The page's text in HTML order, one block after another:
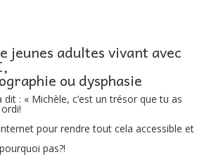
jeunes adultes vivant avec
ou dysphasie
: « Michèle, c’est un trésor que tu as
pour rendre tout cela accessible et
pas?!